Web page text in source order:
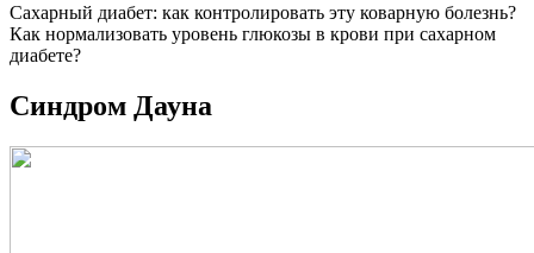
Сахарный диабет: как контролировать эту коварную болезнь?
Как нормализовать уровень глюкозы в крови при сахарном
диабете?
Синдром Дауна